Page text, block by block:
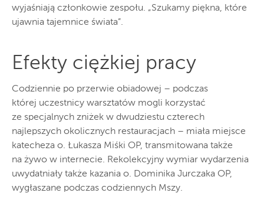
wyjaśniają członkowie zespołu. „Szukamy piękna, które
ujawnia tajemnice świata”.
Efekty ciężkiej pracy
Codziennie po przerwie obiadowej – podczas
której uczestnicy warsztatów mogli korzystać
ze specjalnych zniżek w dwudziestu czterech
najlepszych okolicznych restauracjach – miała miejsce
katecheza o. Łukasza Miśki OP, transmitowana także
na żywo w internecie. Rekolekcyjny wymiar wydarzenia
uwydatniały także kazania o. Dominika Jurczaka OP,
wygłaszane podczas codziennych Mszy.